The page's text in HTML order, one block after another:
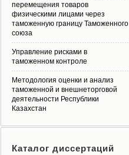
перемещения товаров
физическими лицами через
таможенную границу Таможенного
союза
Управление рисками в
таможенном контроле
Методология оценки и анализ
таможенной и внешнеторговой
деятельности Республики
Казахстан
Каталог диссертаций